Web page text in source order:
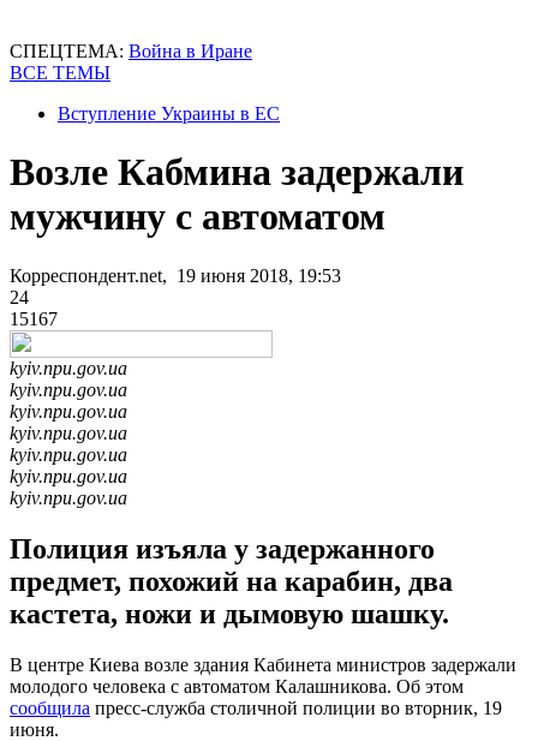
СПЕЦТЕМА: Война в Иране
ВСЕ ТЕМЫ
Вступление Украины в ЕС
Возле Кабмина задержали
мужчину с автоматом
Корреспондент.net, 19 июня 2018, 19:53
24
15167
kyiv.npu.gov.ua
kyiv.npu.gov.ua
kyiv.npu.gov.ua
kyiv.npu.gov.ua
kyiv.npu.gov.ua
kyiv.npu.gov.ua
kyiv.npu.gov.ua
Полиция изъяла у задержанного
предмет, похожий на карабин, два
кастета, ножи и дымовую шашку.
В центре Киева возле здания Кабинета министров задержали
молодого человека с автоматом Калашникова. Об этом
сообщила пресс-служба столичной полиции во вторник, 19
июня.